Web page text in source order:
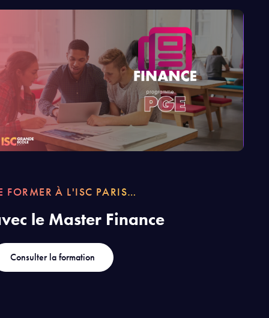
FORMER À L'ISC PARIS…
le Master Finance
Consulter la formation